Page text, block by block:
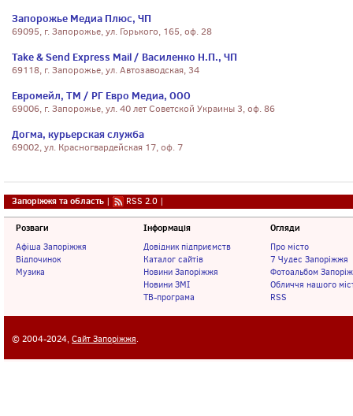
Запорожье Медиа Плюс, ЧП
69095, г. Запорожье, ул. Горького, 165, оф. 28
Take & Send Express Mail / Василенко Н.П., ЧП
69118, г. Запорожье, ул. Автозаводская, 34
Евромейл, ТМ / РГ Евро Медиа, ООО
69006, г. Запорожье, ул. 40 лет Советской Украины 3, оф. 86
Догма, курьерская служба
69002, ул. Красногвардейская 17, оф. 7
Запоріжжя та область | RSS 2.0 |
Розваги
Афіша Запоріжжя
Відпочинок
Музика
Інформація
Довідник підприємств
Каталог сайтів
Новини Запоріжжя
Новини ЗМІ
ТВ-програма
Огляди
Про місто
7 Чудес Запоріжжя
Фотоальбом
Обличчя нашого
RSS
© 2004-2024, Сайт Запоріжжя.